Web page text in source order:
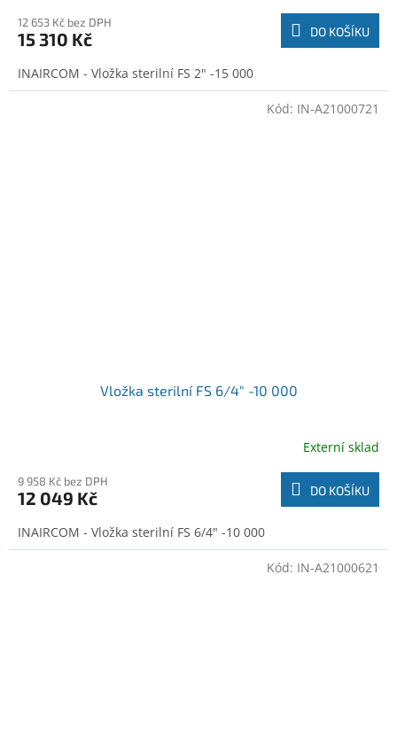
12 653 Kč bez DPH
15 310 Kč DO KOŠÍKU
INAIRCOM - Vložka sterilní FS 2" -15 000
Vložka sterilní FS 6/4" -10 000
Externí sklad
9 958 Kč bez DPH
12 049 Kč DO KOŠÍKU
INAIRCOM - Vložka sterilní FS 6/4" -10 000
Kód: IN-A21000721
Kód: IN-A21000621